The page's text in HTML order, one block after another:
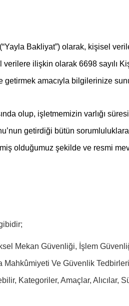
Bakliyat”) olarak, kişisel
ilişkin olarak 6698 sayılı
getirmek amacıyla bilgilerinize
olup, işletmemizin varlığı
getirdiği bütün
olduğumuz şekilde ve resmi
Mekan Güvenliği, İşlem
Ve Güvenlik
Kategoriler, Amaçlar, Alıcılar,